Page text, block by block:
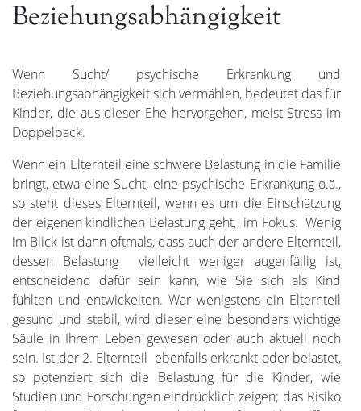
Beziehungsabhängigkeit
Wenn Sucht/ psychische Erkrankung und
Beziehungsabhängigkeit sich vermählen, bedeutet das für
Kinder, die aus dieser Ehe hervorgehen, meist Stress im
Doppelpack.
Wenn ein Elternteil eine schwere Belastung in die Familie
bringt, etwa eine Sucht, eine psychische Erkrankung o.ä.,
so steht dieses Elternteil, wenn es um die Einschätzung
der eigenen kindlichen Belastung geht, im Fokus. Wenig
im Blick ist dann oftmals, dass auch der andere Elternteil,
dessen Belastung vielleicht weniger augenfällig ist,
entscheidend dafür sein kann, wie Sie sich als Kind
fühlten und entwickelten. War wenigstens ein Elternteil
gesund und stabil, wird dieser eine besonders wichtige
Säule in Ihrem Leben gewesen oder auch aktuell noch
sein. Ist der 2. Elternteil ebenfalls erkrankt oder belastet,
so potenziert sich die Belastung für die Kinder, wie
Studien und Forschungen eindrücklich zeigen; das Risiko